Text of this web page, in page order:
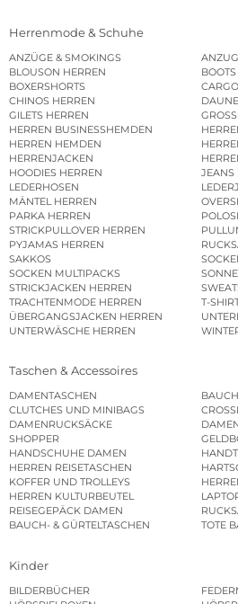
Herrenmode & Schuhe
ANZÜGE & SMOKINGS
BLOUSON HERREN
BOXERSHORTS
CHINOS HERREN
GILETS HERREN
HERREN BUSINESSHEMDEN
HERREN HEMDEN
HERRENJACKEN
HOODIES HERREN
JEANS
LEDERHOSEN
MÄNTEL HERREN
PARKA HERREN
STRICKPULLOVER HERREN
PYJAMAS HERREN
SAKKOS
SOCKEN MULTIPACKS
STRICKJACKEN HERREN
TRACHTENMODE HERREN
T-
ÜBERGANGSJACKEN HERREN
UNTERWÄSCHE HERREN
Taschen & Accessoires
DAMENTASCHEN
CLUTCHES UND MINIBAGS
DAMENRUCKSÄCKE
SHOPPER
HANDSCHUHE DAMEN
HERREN REISETASCHEN
KOFFER UND TROLLEYS
HERREN KULTURBEUTEL
REISEGEPÄCK DAMEN
BAUCH- & GÜRTELTASCHEN
TOTE
Kinder
BILDERBÜCHER